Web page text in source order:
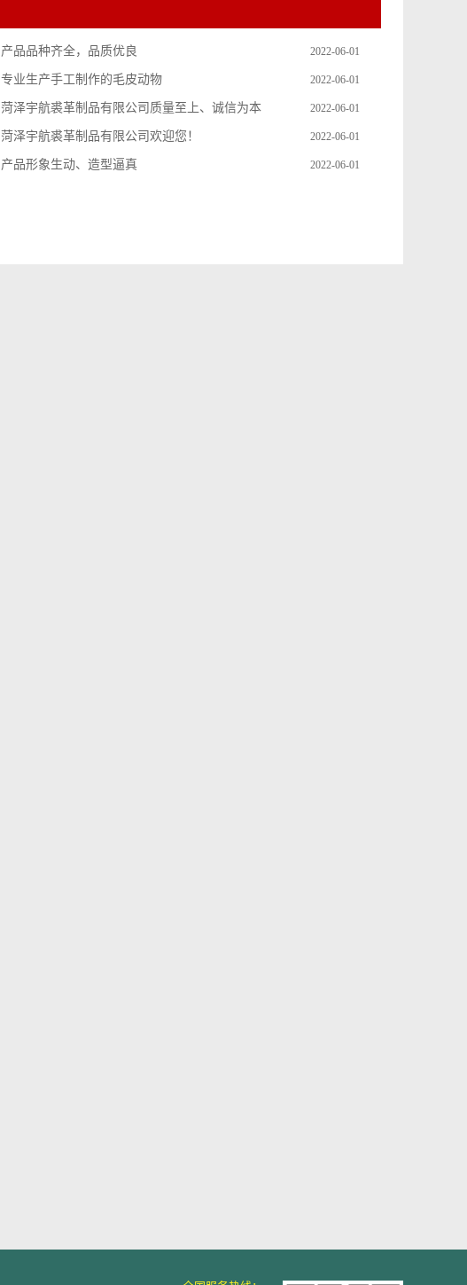
2022-06-01
产品品种齐全，品质优良
2022-06-01
专业生产手工制作的毛皮动物
2022-06-01
菏泽宇航裘革制品有限公司质量至上、诚信为本
2022-06-01
菏泽宇航裘革制品有限公司欢迎您！
2022-06-01
产品形象生动、造型逼真